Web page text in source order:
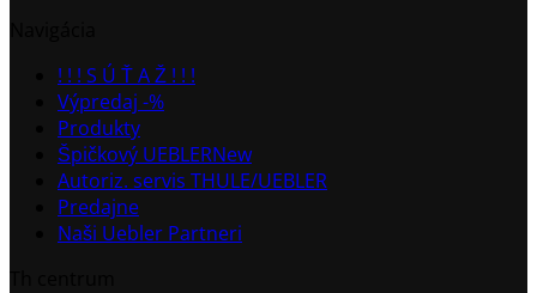
! ! ! S Ú Ť A Ž ! ! !
Výpredaj -%
Produkty
Špičkový UEBLER
Autoriz. servis THULE/UEBLER
Predajne
Naši Uebler Partneri